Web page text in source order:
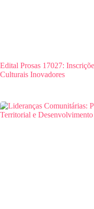
Edital Prosas 17027:
Culturais Inovadores